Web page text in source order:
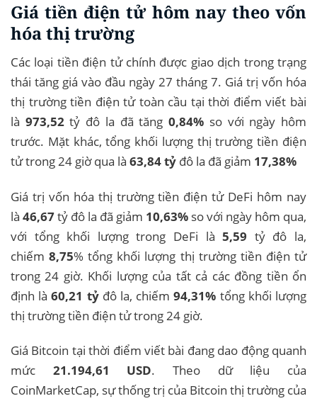
Giá tiền điện tử hôm nay theo vốn
hóa thị trường
Các loại tiền điện tử chính được giao dịch trong trạng
thái tăng giá vào đầu ngày 27 tháng 7. Giá trị vốn hóa
thị trường tiền điện tử toàn cầu tại thời điểm viết bài
là 973,52tỷ đô la đã tăng0,84% so với ngày hôm
trước. Mặt khác, tổng khối lượng thị trường tiền điện
tử trong 24 giờ qua là 63,84 tỷ đô la đã giảm 17,38%
Giá trị vốn hóa thị trường tiền điện tử DeFi hôm nay
là 46,67tỷ đô la đã giảm 10,63% so với ngày hôm qua,
với tổng khối lượng trong DeFi là5,59 tỷ đô la,
chiếm 8,75% tổng khối lượng thị trường tiền điện tử
trong 24 giờ. Khối lượng của tất cả các đồng tiền ổn
định là60,21 tỷđô la, chiếm94,31% tổng khối lượng
thị trường tiền điện tử trong 24 giờ.
Giá Bitcoin tại thời điểm viết bài đang dao động quanh
mức 21.194,61 USD. Theo dữ liệu của
CoinMarketCap, sự thống trị của Bitcoin thị trường của